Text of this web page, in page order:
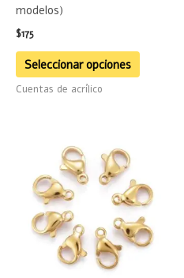
modelos)
$175
Seleccionar opciones
página
Cuentas de acrílico